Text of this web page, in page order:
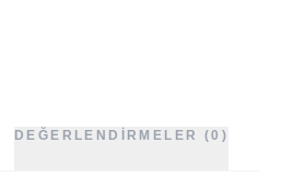
DEĞERLENDIRMELER (0)